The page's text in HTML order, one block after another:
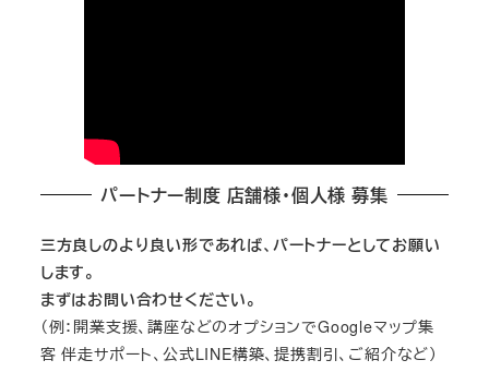
パートナー制度 店舗様・個人様 募集
三方良しのより良い形であれば、パートナーとしてお願い
します。
まずはお問い合わせください。
（例：開業支援、講座などのオプションでGoogleマップ集
客 伴走サポート、公式LINE構築、提携割引、ご紹介など）